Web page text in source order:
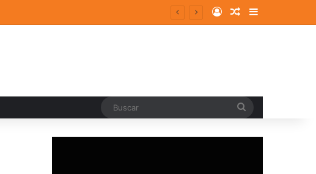
Log InRandom Article
Sidebar